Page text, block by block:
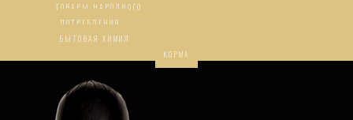
ТОВАРЫ НАРОДНОГО
ПОТРЕБЛЕНИЯ
БЫТОВАЯ ХИМИЯ
КОРМА